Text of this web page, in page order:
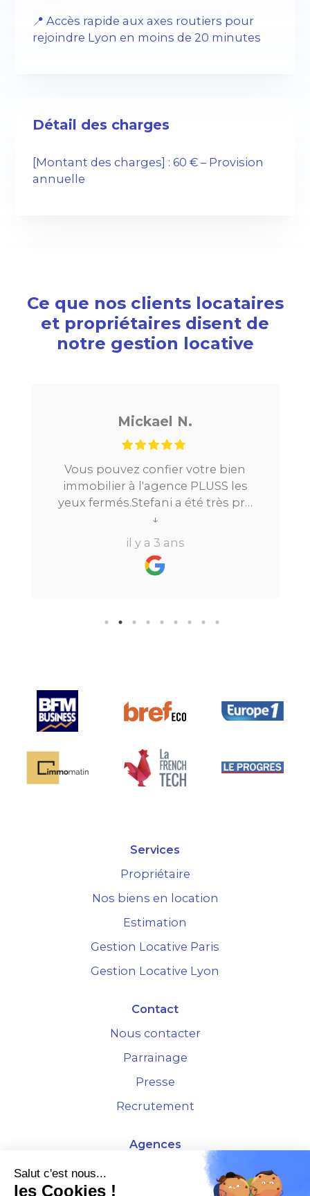
📍 Accès rapide aux axes routiers pour
rejoindre Lyon en moins de 20 minutes
Détail des charges
[Montant des charges] : 60 € – Provision
annuelle
Ce que nos clients locataires
et propriétaires disent de
notre gestion locative
Mickael N.
Vous pouvez confier votre bien
immobilier à l'agence PLUSS les
yeux fermés.Stefani a été très pro
tout au long du processus.Très
réactive, elle a su répondre à
toutes mes questions en moins de
24h par email ou par
supplémentaire est très bien
↓
il y a 3 ans
Services
Propriétaire
Nos biens en location
Estimation
Gestion Locative Paris
Gestion Locative Lyon
Contact
Nous contacter
Parrainage
Presse
Recrutement
Agences
4 Rue de la Bourse - 69001 Lyon
10 rue d'Austerlitz - 75012 Paris
Salut c'est nous...
les Cookies !